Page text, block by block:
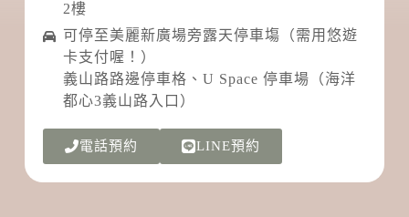
2樓
可停至美麗新廣場旁露天停車塲（需用悠遊
卡支付喔！）
義山路路邊停車格、U Space 停車場（海洋
都心3義山路入口）
電話預約 LINE預約